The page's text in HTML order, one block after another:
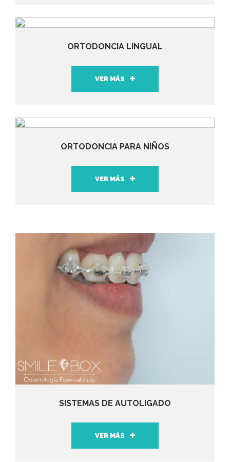
ORTODONCIA LINGUAL
VER MÁS
ORTODONCIA PARA NIÑOS
VER MÁS
SISTEMAS DE AUTOLIGADO
VER MÁS